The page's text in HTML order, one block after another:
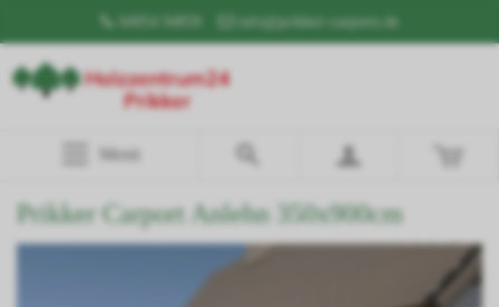
info@prikker-carports.de
Menü
Prikker Carport Anlehn 350x900cm